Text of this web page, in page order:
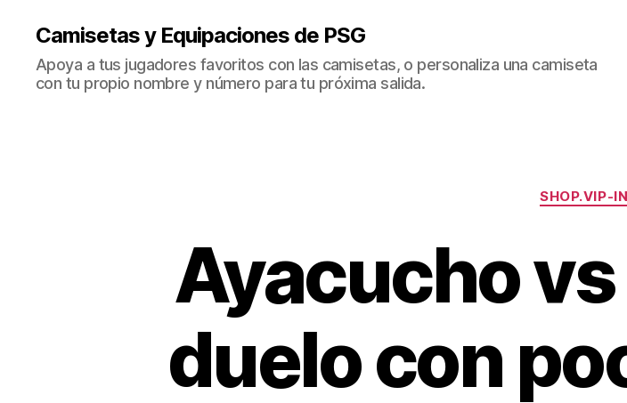
Camisetas y Equipaciones de PSG
Apoya a tus jugadores favoritos con las camisetas, o personaliza una camiseta
con tu propio nombre y número para tu próxima salida.
SHOP.VIP-
Ayacucho
duelo con